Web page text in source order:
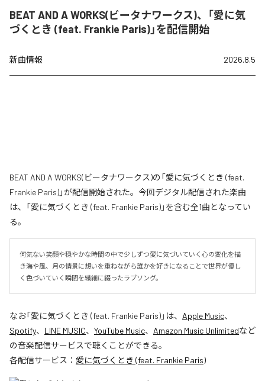
BEAT AND A WORKS(ビータナワークス)、「愛に気
づくとき (feat. Frankie Paris)」を配信開始
新曲情報 2026.8.5
BEAT AND A WORKS(ビータナワークス)の「愛に気づくとき (feat.
Frankie Paris)」が配信開始された。今回デジタル配信された楽曲
は、「愛に気づくとき (feat. Frankie Paris)」を含む全1曲となってい
る。
何気ない笑顔や穏やかな時間の中で少しずつ愛に気づいていく心の変化を描
き海や風、月の情景に想いを重ねながら誰かを好きになることで世界が優し
く色づいていく瞬間を繊細に綴ったラブソング。
なお「愛に気づくとき (feat. Frankie Paris)」は、 Apple Music、
Spotify、 LINE MUSIC、 YouTube Music、 Amazon Music Unlimitedなど
の音楽配信サービスで聴くことができる。
各配信サービス： 愛に気づくとき (feat. Frankie Paris)